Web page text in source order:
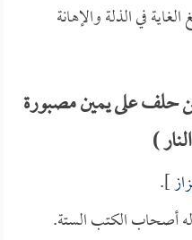
في الذلة والإهانة
حلف على يمين مصبورة
)
].
أصحاب الكتب الستة.